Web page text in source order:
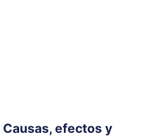
efectos y